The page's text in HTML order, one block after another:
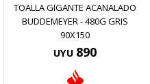
TOALLA GIGANTE ACANALADO
BUDDEMEYER - 480G GRIS
90X150
UYU 890